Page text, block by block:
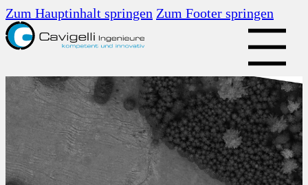
Zum Hauptinhalt springen Zum Footer springen